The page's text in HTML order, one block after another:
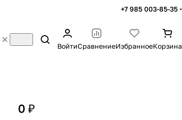
+7 985 003-85-35
ВойтиСравнениеИзбранноеКорзина
0 ₽